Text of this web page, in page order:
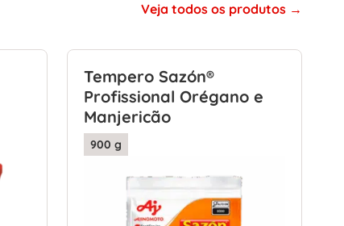
Veja todos os produtos
Tempero Sazón®
Profissional Orégano e
Manjericão
900 g